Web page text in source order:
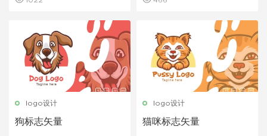
logo设计
狗标志矢量
logo设计
猫咪标志矢量